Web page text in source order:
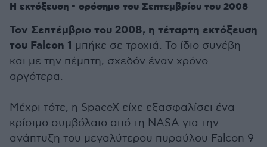
Η εκτόξευση - ορόσημο του Σεπτεμβρίου του 2008
Τον Σεπτέμβριο του 2008, η τέταρτη εκτόξευση
του Falcon 1 μπήκε σε τροχιά. Το ίδιο συνέβη
και με την πέμπτη, σχεδόν έναν χρόνο
αργότερα.
Μέχρι τότε, η SpaceX είχε εξασφαλίσει ένα
κρίσιμο συμβόλαιο από τη NASA για την
ανάπτυξη του μεγαλύτερου πυραύλου Falcon 9